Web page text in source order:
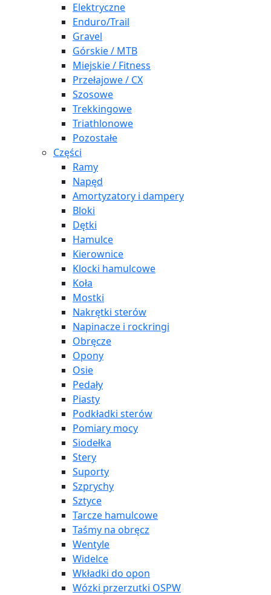
Elektryczne
Enduro/Trail
Gravel
Górskie / MTB
Miejskie / Fitness
Przełajowe / CX
Szosowe
Trekkingowe
Triathlonowe
Pozostałe
Części
Ramy
Napęd
Amortyzatory i dampery
Bloki
Dętki
Hamulce
Kierownice
Klocki hamulcowe
Koła
Mostki
Nakrętki sterów
Napinacze i rockringi
Obręcze
Opony
Osie
Pedały
Piasty
Podkładki sterów
Pomiary mocy
Siodełka
Stery
Suporty
Szprychy
Sztyce
Tarcze hamulcowe
Taśmy na obręcz
Wentyle
Widelce
Wkładki do opon
Wózki przerzutki OSPW